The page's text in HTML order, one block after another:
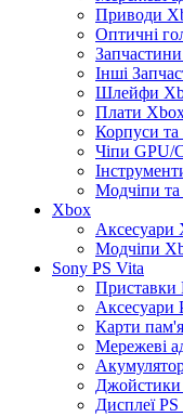
Приводи
Оптичні
Інші
Шлейфи
Плати
Корпуси та
Чіпи GPU/
Модчіпи
Xbox
Аксесуари
Модчіпи
Sony PS Vita
Приставки
Аксесуари
Карти
Мережеві
Джойстики
Дисплеї